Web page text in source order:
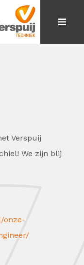
Verspuij
We zijn blij
onze-